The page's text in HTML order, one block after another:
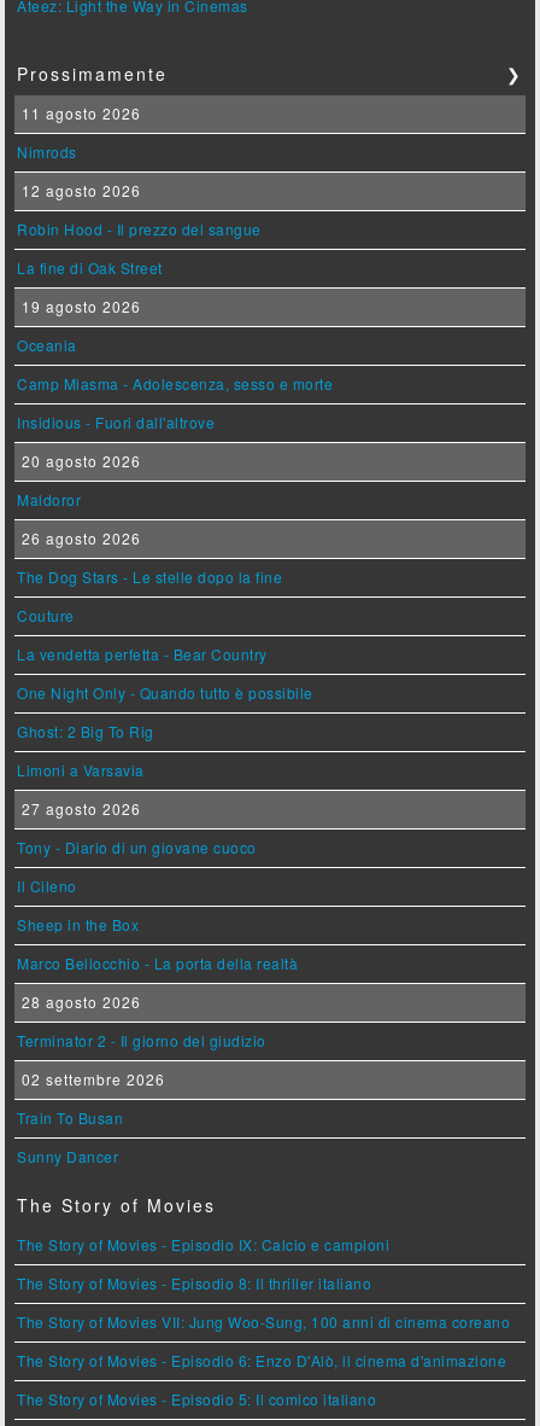
Ateez: Light the Way in Cinemas
Prossimamente ❯
11 agosto 2026
Nimrods
12 agosto 2026
Robin Hood - Il prezzo del sangue
La fine di Oak Street
19 agosto 2026
Oceania
Camp Miasma - Adolescenza, sesso e morte
Insidious - Fuori dall'altrove
20 agosto 2026
Maldoror
26 agosto 2026
The Dog Stars - Le stelle dopo la fine
Couture
La vendetta perfetta - Bear Country
One Night Only - Quando tutto è possibile
Ghost: 2 Big To Rig
Limoni a Varsavia
27 agosto 2026
Tony - Diario di un giovane cuoco
Il Cileno
Sheep in the Box
Marco Bellocchio - La porta della realtà
28 agosto 2026
Terminator 2 - Il giorno del giudizio
02 settembre 2026
Train To Busan
Sunny Dancer
The Story of Movies
The Story of Movies - Episodio IX: Calcio e campioni
The Story of Movies - Episodio 8: Il thriller italiano
The Story of Movies VII: Jung Woo-Sung, 100 anni di cinema coreano
The Story of Movies - Episodio 6: Enzo D'Alò, il cinema d'animazione
The Story of Movies - Episodio 5: Il comico italiano